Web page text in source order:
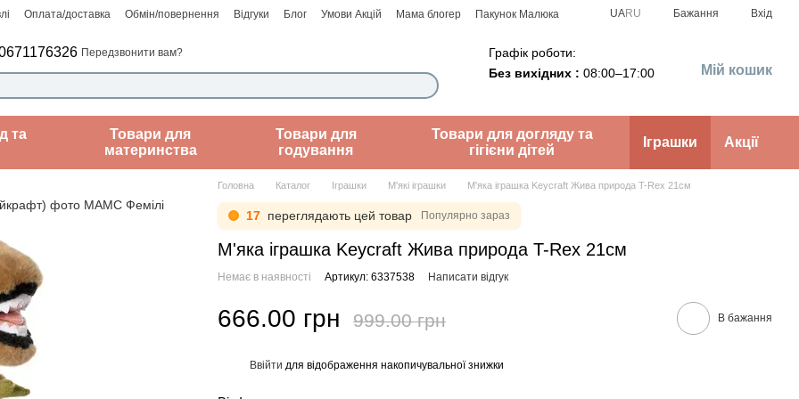
Оплата/доставка Обмін/повернення Відгуки Блог Умови Акцій Мама блогер
Пакунок Малюка
UARU Бажання Вхід
Передзвонити вам?
Графік роботи:
Без вихідних : 08:00–17:00 Мій кошик
та
Товари для
материнства
Товари для
годування
Товари для догляду та
гігієни дітей
Іграшки Акції
Головна Каталог Іграшки М'які іграшки М'яка іграшка Keycraft Жива природа T-Rex 21см
17 переглядають цей товар Популярно зараз
М'яка іграшка Keycraft Жива природа T-Rex 21см
Немає в наявності Артикул: 6337538 Написати відгук
666.00 грн 999.00 грн В бажання
Ввійти для відображення накопичувальної знижки